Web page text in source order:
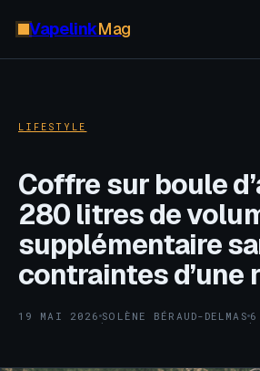
VapelinkMag
LIFESTYLE
Coffre sur boule
280 litres de
supplémentaire
contraintes d’une
19 MAI 2026·SOLÈNE BÉRAUD-DELMAS ·
6